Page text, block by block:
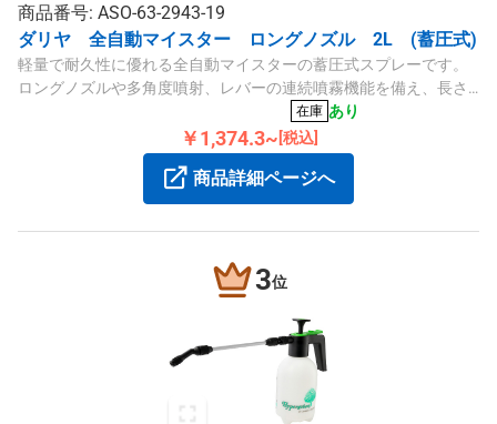
商品番号: ASO-63-2943-19
ダリヤ 全自動マイスター ロングノズル 2L (蓄圧式)
軽量で耐久性に優れる全自動マイスターの蓄圧式スプレーです。
ロングノズルや多角度噴射、レバーの連続噴霧機能を備え、長さ
125mmで持ちやすく使いやすい設計です。
在庫 あり
￥1,374.3~ [税込]
商品詳細ページへ
3位